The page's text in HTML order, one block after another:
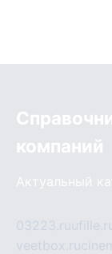
компаний
Актуальный
03223.ru
veetbox.ru